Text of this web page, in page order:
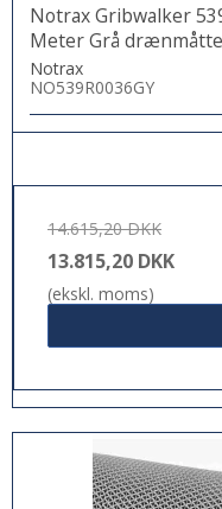
Notrax Gribwalker
Meter Grå
Notrax
NO539R0036GY
14.615,20 DKK
13.815,20 DKK
(ekskl. moms)